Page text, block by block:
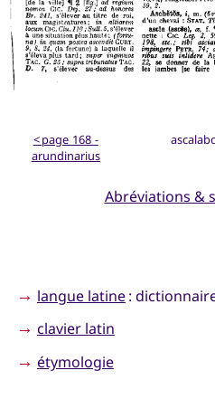
< page 168 -
arundinarius
Abréviations &
→ langue latine:
→ clavier latin
→ étymologie